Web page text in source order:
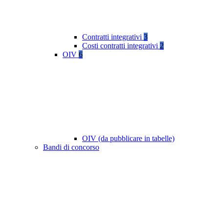
Contratti integrativi 3
Costi contratti integrativi 2
OIV 6
OIV (da pubblicare in tabelle)
Bandi di concorso